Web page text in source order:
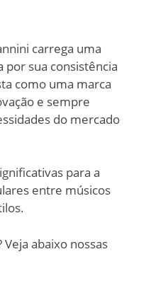
carrega uma
por sua consistência
como uma marca
e sempre
do mercado
para a
entre músicos
abaixo nossas